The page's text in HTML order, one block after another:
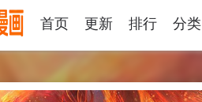
首页 更新 排行 分类